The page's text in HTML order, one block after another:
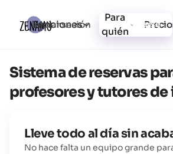
Funciones
Para
quién
Iniciar sesión Registrarse
Sistema de reservas
profesores y tutores
Lleve todo al día sin
No hace falta un equipo grande